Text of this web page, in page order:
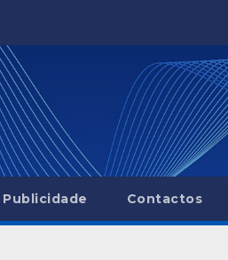
Publicidade Contactos